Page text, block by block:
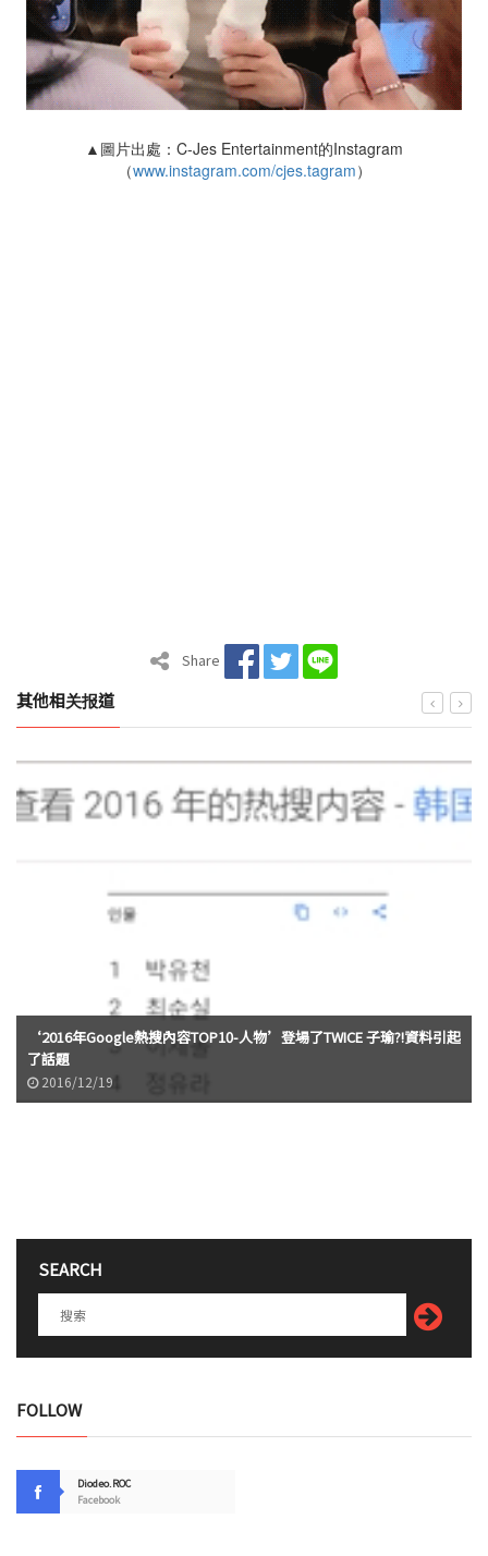
▲圖片出處：C-Jes Entertainment的Instagram
（www.instagram.com/cjes.tagram）
Share
其他相关报道
‘2016年Google熱搜內容TOP10-人物’登場了TWICE 子瑜?!資料引起
了話題
2016/12/19
SEARCH
FOLLOW
Diodeo.ROC
Facebook